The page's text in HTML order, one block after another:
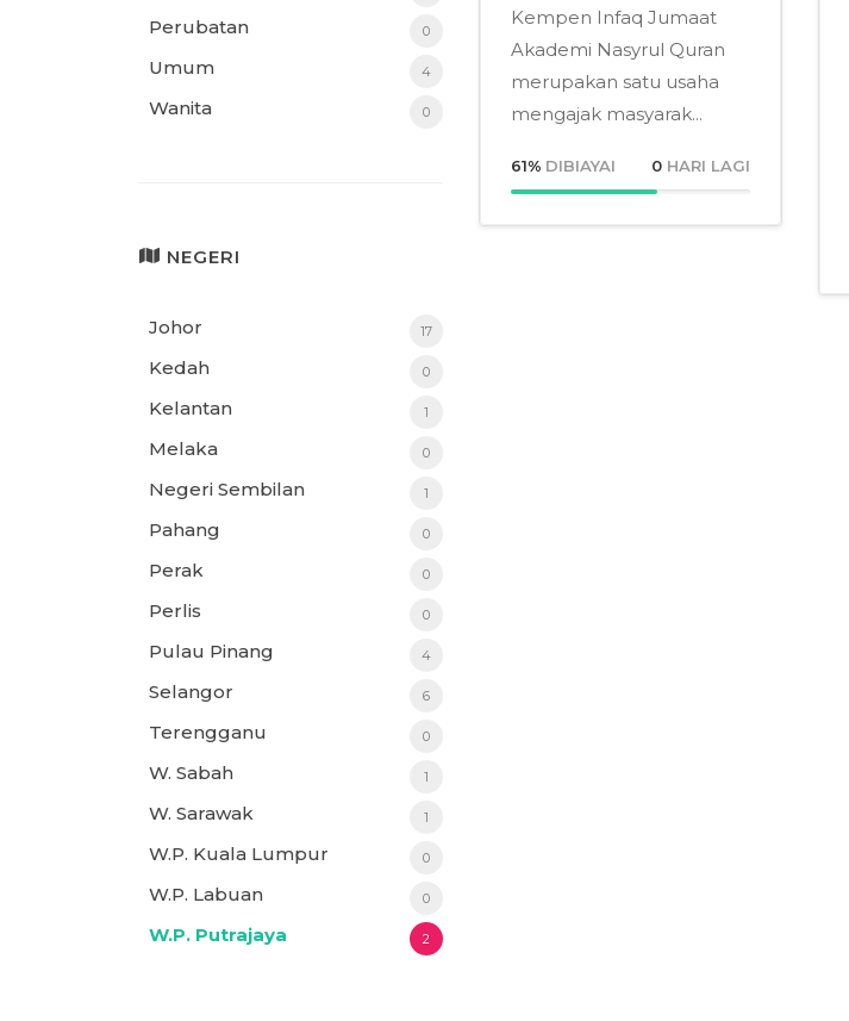
Perubatan 0
Umum 4
Wanita 0
NEGERI
Johor 17
Kedah 0
Kelantan 1
Melaka 0
Negeri Sembilan 1
Pahang 0
Perak 0
Perlis 0
Pulau Pinang 4
Selangor 6
Terengganu 0
W. Sabah 1
W. Sarawak 1
W.P. Kuala Lumpur 0
W.P. Labuan 0
W.P. Putrajaya 2
Kempen Infaq Jumaat
Akademi Nasyrul Quran
merupakan satu usaha
mengajak masyarak...
61% DIBIAYAI 0HARI LAGI